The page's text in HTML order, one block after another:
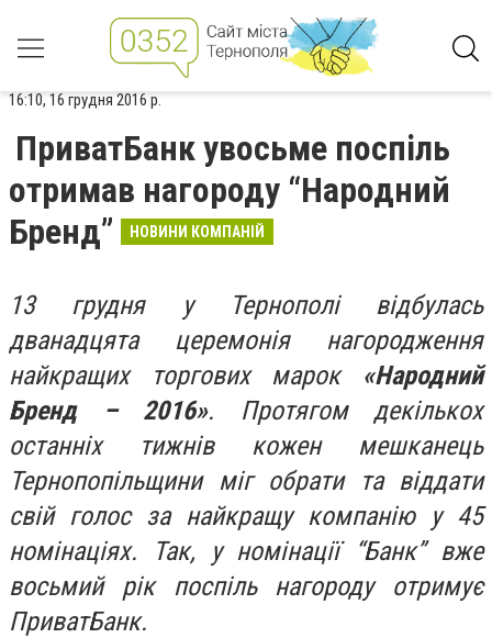
16:10, 16 грудня 2016 р.
ПриватБанк увосьме поспіль
отримав нагороду “Народний
Бренд”
НОВИНИ КОМПАНІЙ
13 грудня у Тернополі відбулась
дванадцята церемонія нагородження
найкращих торгових марок «Народний
Бренд – 2016». Протягом декількох
останніх тижнів кожен мешканець
Тернопопільщини міг обрати та віддати
свій голос за найкращу компанію у 45
номінаціях. Так, у номінації “Банк” вже
восьмий рік поспіль нагороду отримує
ПриватБанк.